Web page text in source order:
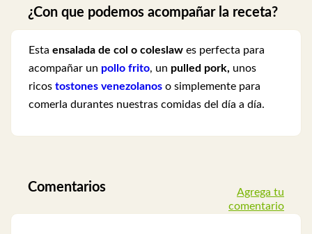
¿Con que podemos acompañar la receta?
Esta ensalada de col o coleslaw es perfecta para
acompañar un pollo frito, un pulled pork, unos
ricos tostones venezolanos o simplemente para
comerla durantes nuestras comidas del día a día.
Comentarios
Agrega tu
comentario